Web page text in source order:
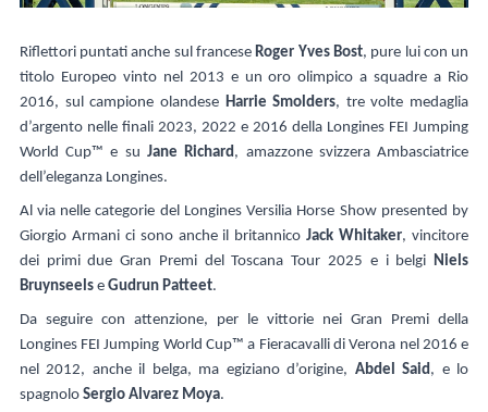
Riflettori puntati anche sul franceseRoger Yves Bost, pure lui con un
titolo Europeo vinto nel 2013 e un oro olimpico a squadre a Rio
2016, sul campione olandese Harrie Smolders, tre volte medaglia
d’argento nelle finali 2023, 2022 e 2016 della Longines FEI Jumping
World Cup™ e su Jane Richard, amazzone svizzera Ambasciatrice
dell’eleganza Longines.
Al via nelle categorie del Longines Versilia Horse Show presented by
Giorgio Armani ci sono anche il britannicoJack Whitaker, vincitore
dei primi due Gran Premi del Toscana Tour 2025 e i belgi Niels
Bruynseelse Gudrun Patteet.
Da seguire con attenzione, per le vittorie nei Gran Premi della
Longines FEI Jumping World Cup™ a Fieracavalli di Verona nel 2016 e
nel 2012, anche il belga, ma egiziano d’origine, Abdel Said, e lo
spagnolo Sergio Alvarez Moya.